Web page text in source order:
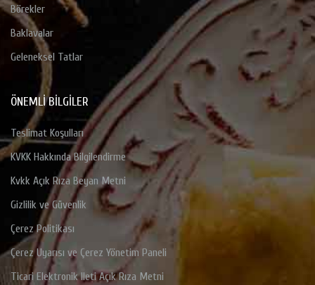
Börekler
Baklavalar
Geleneksel Tatlar
ÖNEMLI BILGILER
Teslimat Koşulları
KVKK Hakkında Bilgilendirme
Kvkk Açık Rıza Beyan Metni
Gizlilik ve Güvenlik
Çerez Politikası
Çerez Uyarısı ve Çerez Yönetim Paneli
Ticari Elektronik Ileti Açık Rıza Metni